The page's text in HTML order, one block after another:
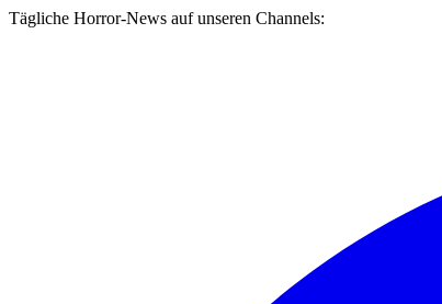
Tägliche Horror-News auf unseren Channels: